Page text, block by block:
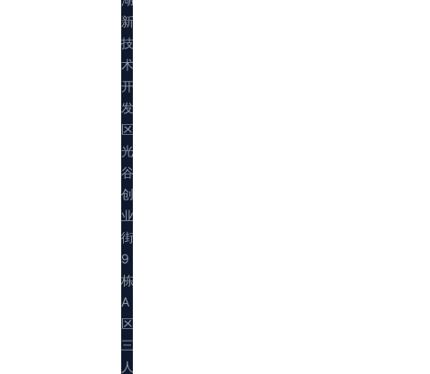
新
技
术
开
发
区
光
谷
创
业
街
9
栋
A
区
三
人